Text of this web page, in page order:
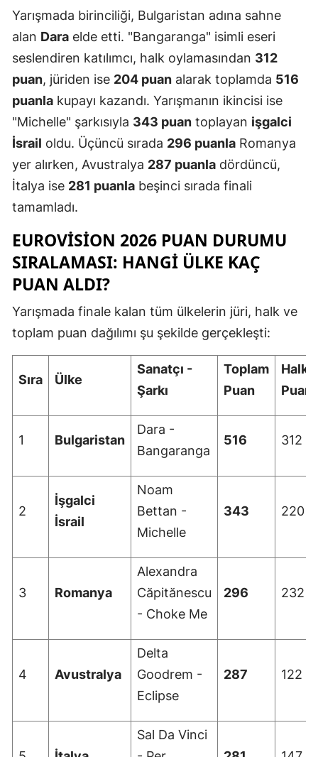
Gümüşhane
Hakkari
Hatay
Mersin
İstanbul
Kırklareli
Kocaeli
Kütahya
Rize
Sakarya
Yarışmada birinciliği, Bulgaristan adına sahne
alan Dara elde etti. "Bangaranga" isimli eseri
seslendiren katılımcı, halk oylamasından 312
puan, jüriden ise 204 puan alarak toplamda 516
puanla kupayı kazandı. Yarışmanın ikincisi ise
"Michelle" şarkısıyla 343 puan toplayan işgalci
İsrail oldu. Üçüncü sırada 296 puanla Romanya
yer alırken, Avustralya 287 puanla dördüncü,
İtalya ise 281 puanla beşinci sırada finali
tamamladı.
EUROVISION 2026 PUAN DURUMU
SIRALAMASI: HANGI ÜLKE KAÇ
PUAN ALDI?
Yarışmada finale kalan tüm ülkelerin jüri, halk ve
toplam puan dağılımı şu şekilde gerçekleşti:
Sıra Ülke
Sanatçı -
Şarkı
Toplam
Puan
Halk
Puanı
1 Bulgaristan
Dara -
Bangaranga
516 312
2
İşgalci
İsrail
Noam
Bettan -
Michelle
343 220
3 Romanya
Alexandra
Căpitănescu
- Choke Me
296 232
4 Avustralya
Delta
Goodrem -
Eclipse
287 122
Sal Da Vinci